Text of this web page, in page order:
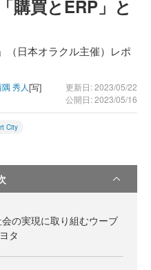
購買とERP」と
（日本オラクル主催）レポ
秀人[写]
更新日: 2023/05/22
公開日: 2023/05/16
City
の実現に取り組むウーブ
タ